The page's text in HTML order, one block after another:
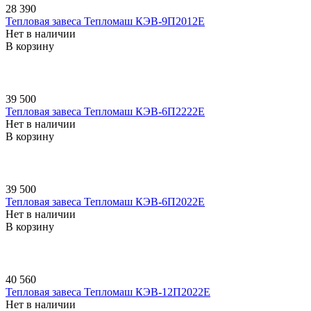
28 390
Тепловая завеса Тепломаш КЭВ-9П2012E
Нет в наличии
В корзину
39 500
Тепловая завеса Тепломаш КЭВ-6П2222E
Нет в наличии
В корзину
39 500
Тепловая завеса Тепломаш КЭВ-6П2022E
Нет в наличии
В корзину
40 560
Тепловая завеса Тепломаш КЭВ-12П2022E
Нет в наличии